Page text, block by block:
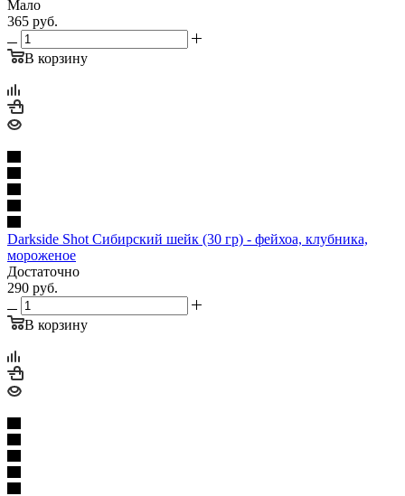
Мало
365 руб.
В корзину
Darkside Shot Сибирский шейк (30 гр) - фейхоа, клубника,
мороженое
Достаточно
290 руб.
В корзину